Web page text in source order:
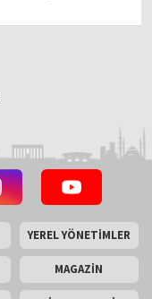
YEREL YÖNETİMLER
MAGAZİN